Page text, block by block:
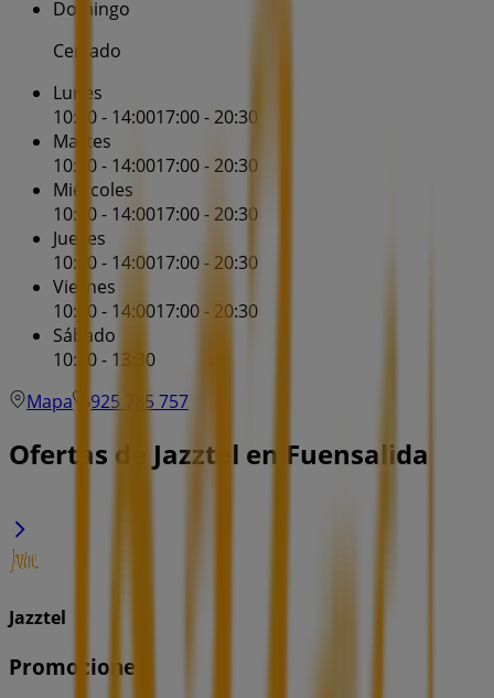
Domingo
Cerrado
Lunes
10:00 - 14:0017:00 - 20:30
Martes
10:00 - 14:0017:00 - 20:30
Miércoles
10:00 - 14:0017:00 - 20:30
Jueves
10:00 - 14:0017:00 - 20:30
Viernes
10:00 - 14:0017:00 - 20:30
Sábado
10:00 - 13:30
Mapa
925 785 757
Ofertas de Jazztel en Fuensalida
Jazztel
Promociones